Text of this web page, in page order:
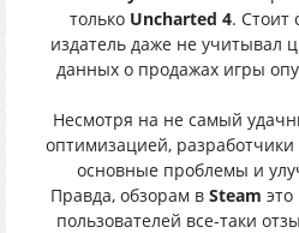
только Uncharted 4. Стоит
издатель даже не учитывал
данных о продажах игры
Несмотря на не самый
оптимизацией,
основные проблемы и
Правда, обзорам в Steam
пользователей все-таки